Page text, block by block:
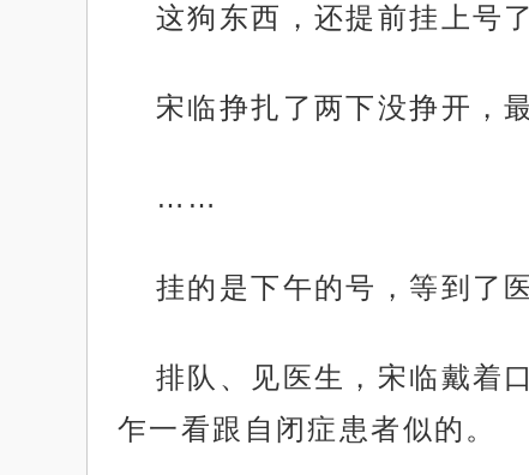
这狗东西，还提前挂上号
宋临挣扎了两下没挣开，
……
挂的是下午的号，等到了
排队、见医生，宋临戴着
乍一看跟自闭症患者似的。